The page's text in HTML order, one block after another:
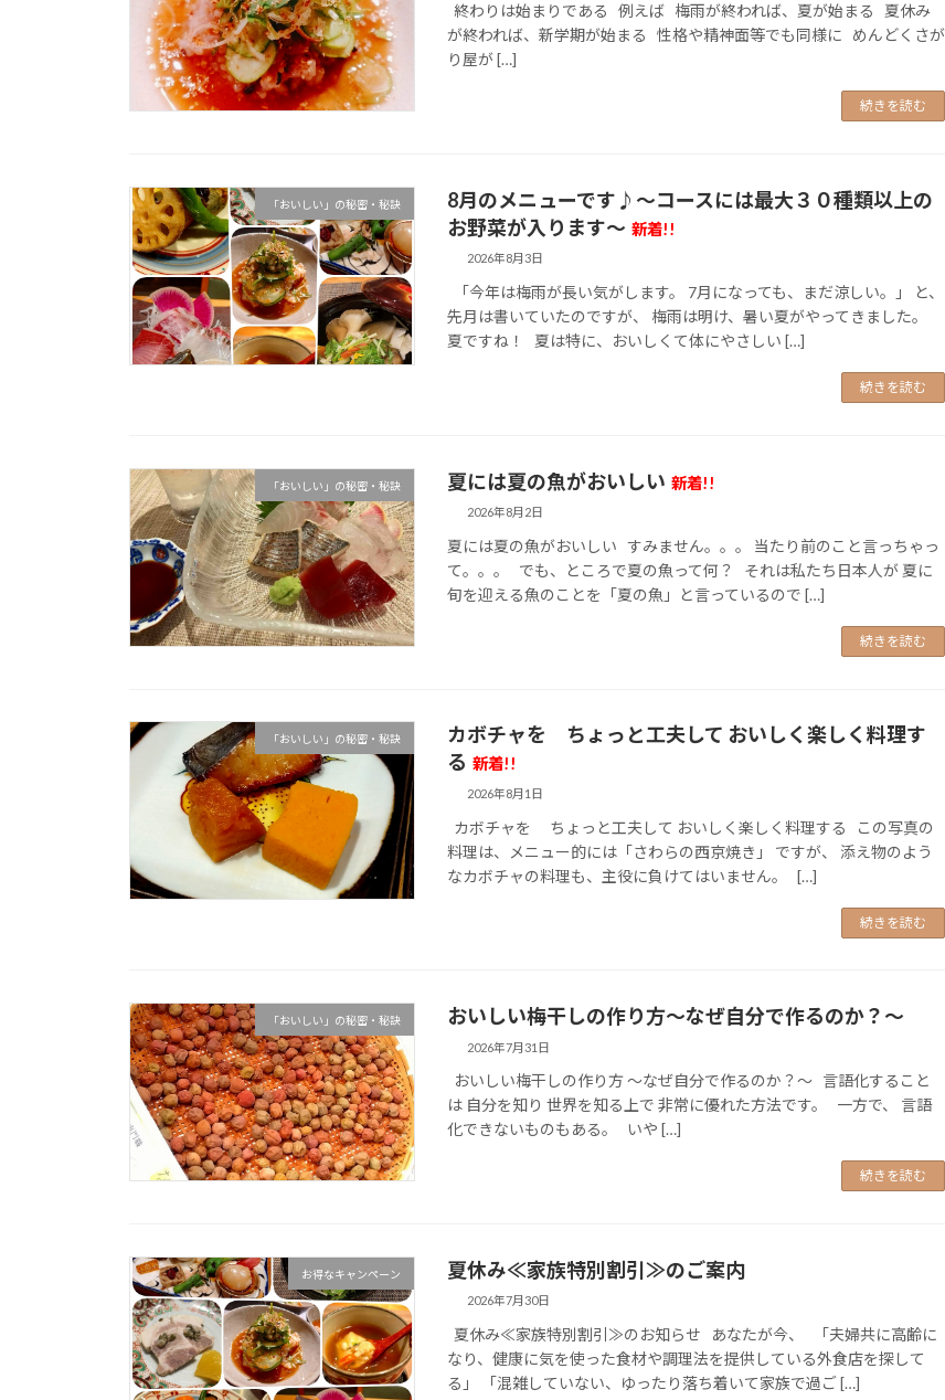
終わりは始まりである 例えば 梅雨が終われば、夏が始まる 夏休み
が終われば、新学期が始まる 性格や精神面等でも同様に めんどくさが
り屋が […]
続きを読む
「おいしい」の秘密・秘訣
8月のメニューです♪～コースには最大３０種類以上の
お野菜が入ります～ 新着!!
2026年8月3日
「今年は梅雨が長い気がします。 7月になっても、まだ涼しい。」 と、
先月は書いていたのですが、 梅雨は明け、暑い夏がやってきました。
夏ですね！ 夏は特に、おいしくて体にやさしい […]
続きを読む
「おいしい」の秘密・秘訣 夏には夏の魚がおいしい 新着!!
2026年8月2日
夏には夏の魚がおいしい すみません。。。 当たり前のこと言っちゃっ
て。。。 でも、ところで夏の魚って何？ それは私たち日本人が 夏に
旬を迎える魚のことを「夏の魚」と言っているので […]
続きを読む
「おいしい」の秘密・秘訣
カボチャを ちょっと工夫して おいしく楽しく料理す
る 新着!!
2026年8月1日
カボチャを ちょっと工夫して おいしく楽しく料理する この写真の
料理は、メニュー的には「さわらの西京焼き」 ですが、 添え物のよう
なカボチャの料理も、主役に負けてはいません。 […]
続きを読む
「おいしい」の秘密・秘訣 おいしい梅干しの作り方～なぜ自分で作るのか？～
2026年7月31日
おいしい梅干しの作り方 ～なぜ自分で作るのか？～ 言語化すること
は 自分を知り 世界を知る上で 非常に優れた方法です。 一方で、 言語
化できないものもある。 いや […]
続きを読む
お得なキャンペーン 夏休み≪家族特別割引≫のご案内
2026年7月30日
夏休み≪家族特別割引≫のお知らせ あなたが今、 「夫婦共に高齢に
なり、健康に気を使った食材や調理法を提供している外食店を探して
る」 「混雑していない、ゆったり落ち着いて家族で過ご […]